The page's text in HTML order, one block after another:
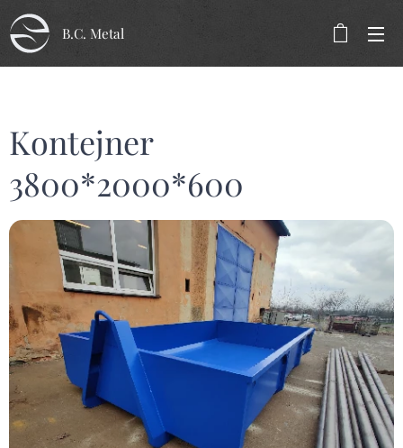
B.C. Metal
Kontejner
3800*2000*600